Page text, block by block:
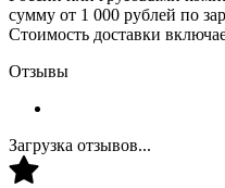
сумму от 1 000 рублей по
Стоимость доставки
Отзывы
Загрузка отзывов...